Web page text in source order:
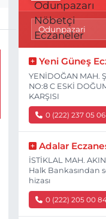
Yeni Güneş
YENİDOĞAN MAH.
NO:8 C ESKİ
KARŞISI
0 (222) 237 05 06
Adalar
İSTİKLAL MAH.
Halk Bankasından
hizası
0 (222) 205 00